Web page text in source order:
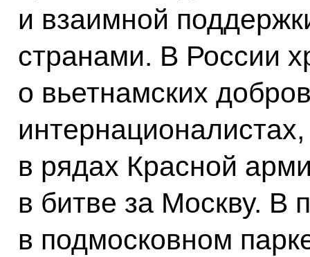
и взаимной
странами. В России
о вьетнамских
в рядах Красной
в битве за Москву. В
в подмосковном